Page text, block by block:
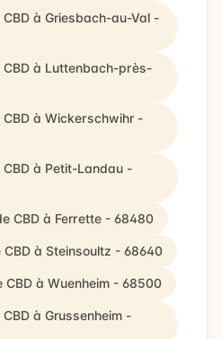
à Griesbach-au-Val -
à Luttenbach-près-
à Wickerschwihr -
à Petit-Landau -
CBD à Ferrette - 68480
à Steinsoultz - 68640
à Wuenheim - 68500
à Grussenheim -